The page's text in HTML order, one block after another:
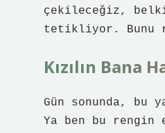
çekileceğiz,
tetikliyor. Bunu
Kızılın Bana
Gün sonunda, bu
Ya ben bu